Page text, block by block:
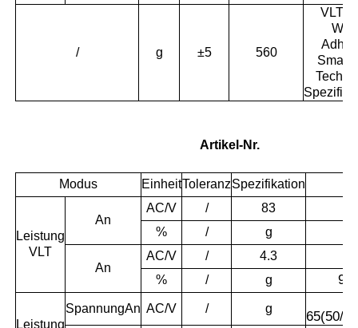
/ g ±5 560
VLT
Smart
Artikel-Nr.
Modus EinheitToleranzSpezifikation
Leistung
VLT
An
AC/V /
83
%
/ g
An
AC/V /
4.3
%
/ g 96
Leistung
SpannungAn AC/V / g
65(50/